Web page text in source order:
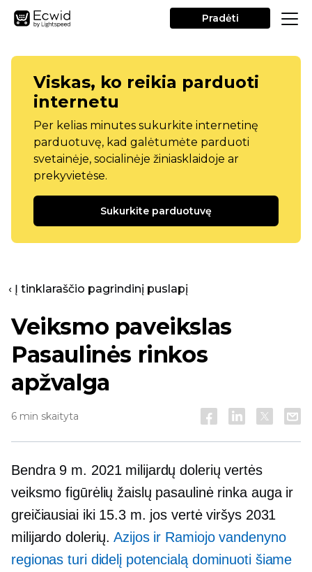
Pradėti
Viskas, ko reikia parduoti
internetu
Per kelias minutes sukurkite internetinę
parduotuvę, kad galėtumėte parduoti
svetainėje, socialinėje žiniasklaidoje ar
prekyvietėse.
Sukurkite parduotuvę
‹ Į tinklaraščio pagrindinį puslapį
Veiksmo paveikslas
Pasaulinės rinkos
apžvalga
6 min skaityta
Bendra 9 m. 2021 milijardų dolerių vertės
veiksmo figūrėlių žaislų pasaulinė rinka auga ir
greičiausiai iki 15.3 m. jos vertė viršys 2031
milijardo dolerių.Azijos ir Ramiojo vandenyno
regionas turi didelį potencialą dominuoti šiame